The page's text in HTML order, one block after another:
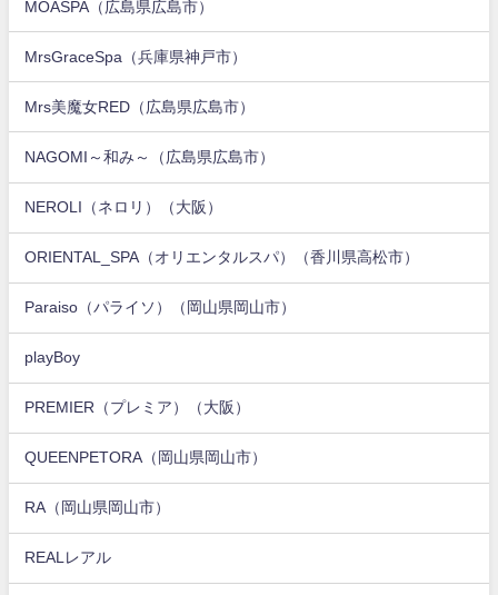
MOASPA（広島県広島市）
MrsGraceSpa（兵庫県神戸市）
Mrs美魔女RED（広島県広島市）
NAGOMI～和み～（広島県広島市）
NEROLI（ネロリ）（大阪）
ORIENTAL_SPA（オリエンタルスパ）（香川県高松市）
Paraiso（パライソ）（岡山県岡山市）
playBoy
PREMIER（プレミア）（大阪）
QUEENPETORA（岡山県岡山市）
RA（岡山県岡山市）
REALレアル